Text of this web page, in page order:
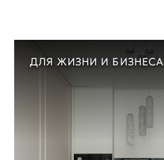
ДЛЯ ЖИЗНИ И БИЗНЕСА